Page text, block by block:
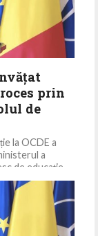
prin
de
la OCDE a
a
de educație